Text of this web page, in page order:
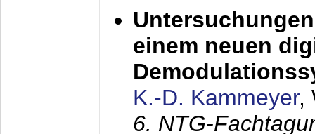
einem neuen
K.-D. Kammeyer,
6. NTG-